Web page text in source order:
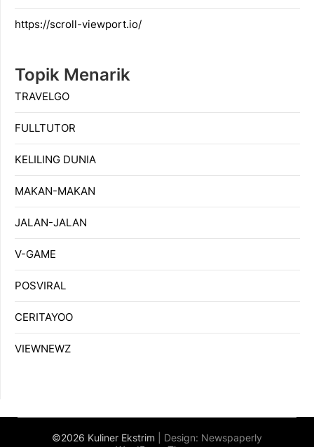
https://scroll-viewport.io/
Topik Menarik
TRAVELGO
FULLTUTOR
KELILING DUNIA
MAKAN-MAKAN
JALAN-JALAN
V-GAME
POSVIRAL
CERITAYOO
VIEWNEWZ
©2026 Kuliner Ekstrim | Design: Newspaperly